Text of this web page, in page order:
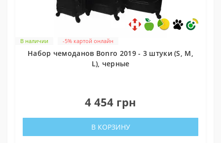
В наличии -5% картой онлайн
Набор чемоданов Bonro 2019 - 3 штуки (S, M,
L), черные
4 454 грн
В КОРЗИНУ